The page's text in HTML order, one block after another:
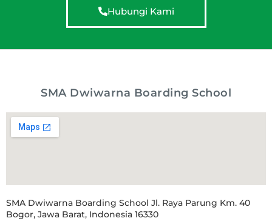
Hubungi Kami
SMA Dwiwarna Boarding School
SMA Dwiwarna Boarding School Jl. Raya Parung Km. 40
Bogor, Jawa Barat, Indonesia 16330